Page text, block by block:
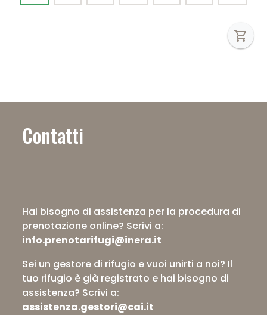
shopping_cart
Contatti
Hai bisogno di assistenza per la procedura di
prenotazione online? Scrivi a:
info.prenotarifugi@inera.it
Sei un gestore di rifugio e vuoi unirti a noi? Il
tuo rifugio è già registrato e hai bisogno di
assistenza? Scrivi a:
assistenza.gestori@cai.it